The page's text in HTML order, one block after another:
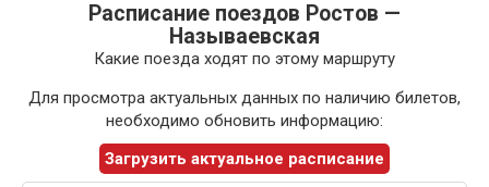
Расписание поездов Ростов —
Называевская
Какие поезда ходят по этому маршруту
Для просмотра актуальных данных по наличию билетов,
необходимо обновить информацию:
Загрузить актуальное расписание